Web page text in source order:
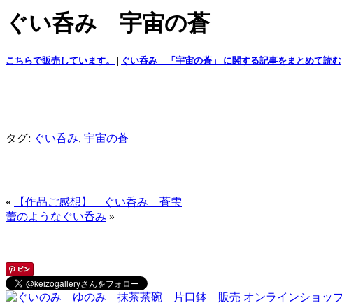
ぐい呑み 宇宙の蒼
こちらで販売しています。 | ぐい呑み 「宇宙の蒼」 に関する記事をまとめて読む
タグ: ぐい呑み, 宇宙の蒼
«
【作品ご感想】 ぐい呑み 蒼雫
蕾のようなぐい呑み »